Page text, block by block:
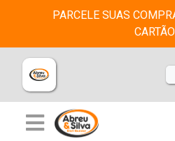
PARCELE SUAS